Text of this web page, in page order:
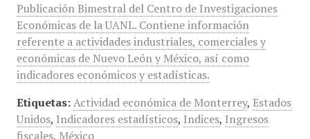
Publicación Bimestral del Centro de Investigaciones
Económicas de la UANL. Contiene información
referente a actividades industriales, comerciales y
económicas de Nuevo León y México, así como
indicadores económicos y estadísticas.
Etiquetas: Actividad económica de Monterrey, Estados
Unidos, Indicadores estadísticos, Indices, Ingresos
fiscales, México